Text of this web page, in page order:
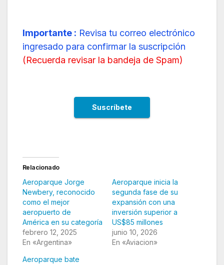
Importante : Revisa tu correo electrónico
ingresado para confirmar la suscripción
(Recuerda revisar la bandeja de Spam)
Relacionado
Aeroparque Jorge
Newbery, reconocido
como el mejor
aeropuerto de
América en su categoría
febrero 12, 2025
En «Argentina»
Aeroparque inicia la
segunda fase de su
expansión con una
inversión superior a
US$85 millones
junio 10, 2026
En «Aviacion»
Aeroparque bate